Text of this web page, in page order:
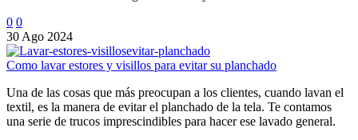
0 0
30 Ago 2024
Como lavar estores y visillos para evitar su planchado
Una de las cosas que más preocupan a los clientes, cuando lavan el
textil, es la manera de evitar el planchado de la tela. Te contamos
una serie de trucos imprescindibles para hacer ese lavado general.